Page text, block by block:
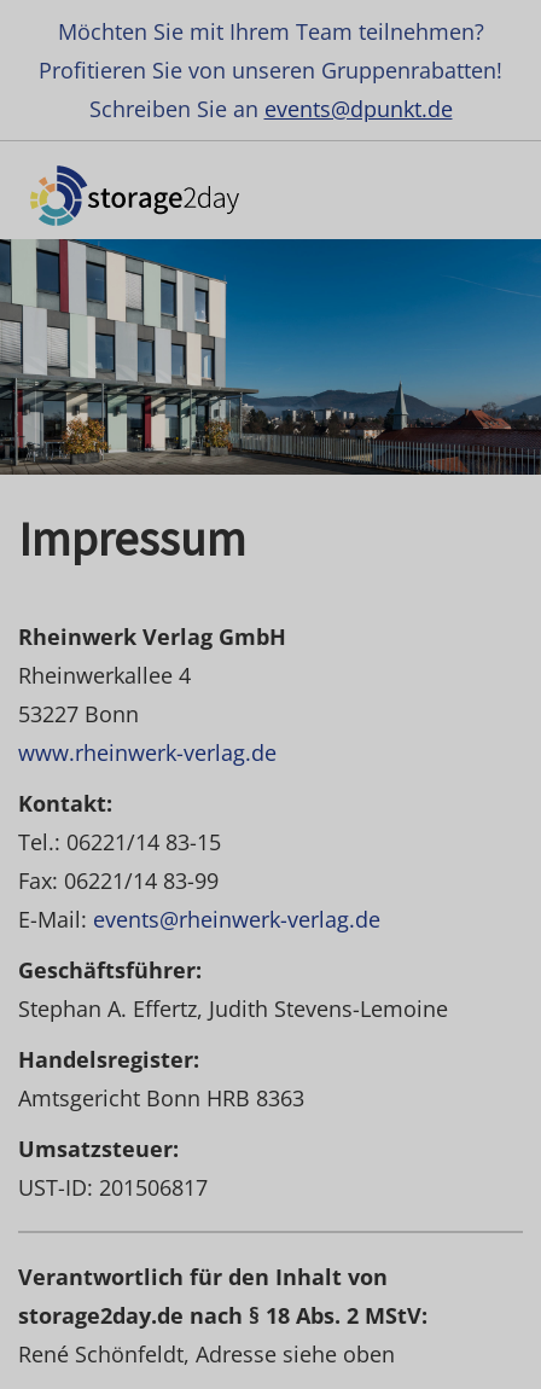
Möchten Sie mit Ihrem Team teilnehmen?
Profitieren Sie von unseren Gruppenrabatten!
Schreiben Sie an events@dpunkt.de
Impressum
Rheinwerk Verlag GmbH
Rheinwerkallee 4
53227 Bonn
www.rheinwerk-verlag.de
Kontakt:
Tel.: 06221/14 83-15
Fax: 06221/14 83-99
E-Mail: events@rheinwerk-verlag.de
Geschäftsführer:
Stephan A. Effertz, Judith Stevens-Lemoine
Handelsregister:
Amtsgericht Bonn HRB 8363
Umsatzsteuer:
UST-ID: 201506817
Verantwortlich für den Inhalt von
storage2day.de nach § 18 Abs. 2 MStV:
René Schönfeldt, Adresse siehe oben